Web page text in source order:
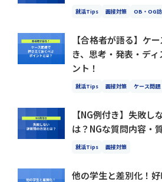
就活Tips 面接対策 OB・OG
【合格者が語る】ケ
き、思考・発表・デ
ント！
就活Tips 面接対策 ケース問題
【NG例付き】失敗し
は？NGな質問内容・
就活Tips 面接対策
他の学生と差別化！